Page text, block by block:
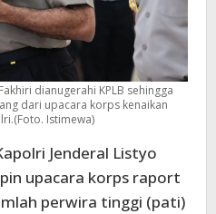
dianugerahi KPLB sehingga
dari upacara korps kenaikan
Istimewa)
Jenderal Listyo
upacara korps raport
perwira tinggi (pati)